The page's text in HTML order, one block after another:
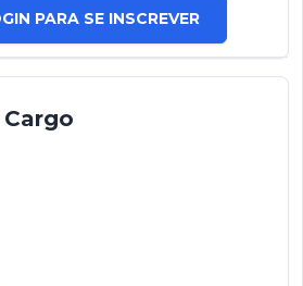
PARA SE INSCREVER